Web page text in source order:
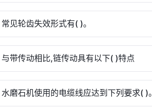
常见轮齿失效形式有( )。
与带传动相比,链传动具有以下( )特点
水磨石机使用的电缆线应达到下列要求( )。